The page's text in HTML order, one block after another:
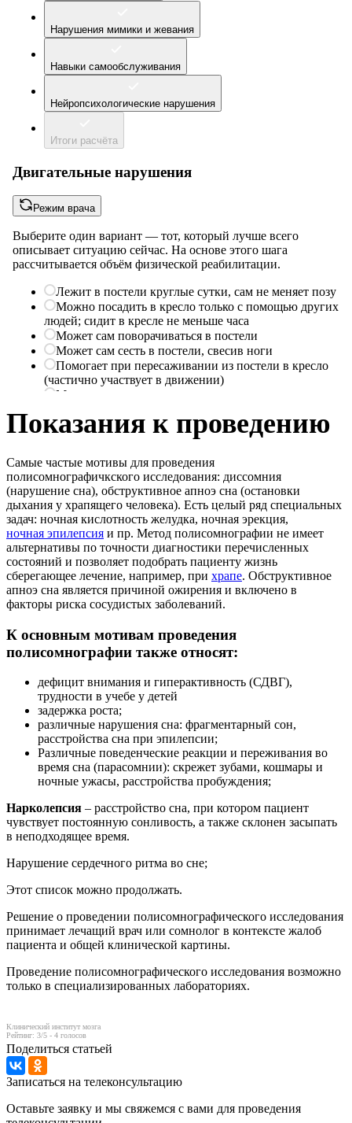
Показания к проведению
Самые частые мотивы для проведения
полисомнографичкского исследования: диссомния
(нарушение сна), обструктивное апноэ сна (остановки
дыхания у храпящего человека). Есть целый ряд специальных
задач: ночная кислотность желудка, ночная эрекция,
ночная эпилепсия и пр. Метод полисомнографии не имеет
альтернативы по точности диагностики перечисленных
состояний и позволяет подобрать пациенту жизнь
сберегающее лечение, например, при храпе. Обструктивное
апноэ сна является причиной ожирения и включено в
факторы риска сосудистых заболеваний.
К основным мотивам проведения
полисомнографии также относят:
дефицит внимания и гиперактивность (СДВГ),
трудности в учебе у детей
задержка роста;
различные нарушения сна: фрагментарный сон,
расстройства сна при эпилепсии;
Различные поведенческие реакции и переживания во
время сна (парасомнии): скрежет зубами, кошмары и
ночные ужасы, расстройства пробуждения;
Нарколепсия – расстройство сна, при котором пациент
чувствует постоянную сонливость, а также склонен засыпать
в неподходящее время.
Нарушение сердечного ритма во сне;
Этот список можно продолжать.
Решение о проведении полисомнографического исследования
принимает лечащий врач или сомнолог в контексте жалоб
пациента и общей клинической картины.
Проведение полисомнографического исследования возможно
только в специализированных лабораториях.
Клинический институт мозга
Рейтинг: 3/5 - 4 голосов
Поделиться статьей
Записаться на телеконсультацию
Оставьте заявку и мы свяжемся с вами для проведения